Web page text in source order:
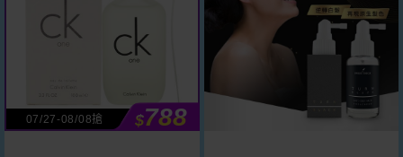
07/27-08/08搶 $788